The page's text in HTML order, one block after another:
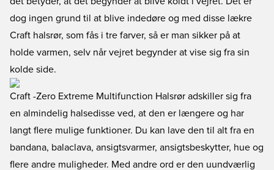
dog ingen grund til at blive indedøre og med disse lækre
Craft halsrør, som fås i tre farver, så er man sikker på at
holde varmen, selv når vejret begynder at vise sig fra sin
kolde side.
Craft -Zero Extreme Multifunction Halsrør adskiller sig fra
en almindelig halsedisse ved, at den er længere og har
langt flere mulige funktioner. Du kan lave den til alt fra en
bandana, balaclava, ansigtsvarmer, ansigtsbeskytter, hue og
flere andre muligheder. Med andre ord er den uundværlig